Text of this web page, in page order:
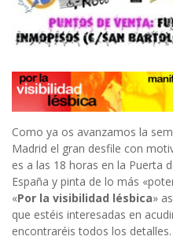
Como ya os avanzamos la
Madrid el gran desfile con
es a las 18 horas en la Puerta
España y pinta de lo más
«Por la visibilidad lésbica»
que estéis interesadas en
encontraréis todos los detalles.